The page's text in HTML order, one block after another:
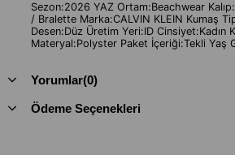
Sezon:2026 YAZ Ortam:Beachwear
/ Bralette Marka:CALVIN KLEIN Kumaş
Desen:Düz Üretim Yeri:ID Cinsiyet:Kadın
Materyal:Polyster Paket İçeriği:Tekli Yaş
Yorumlar(0)
Ödeme Seçenekleri